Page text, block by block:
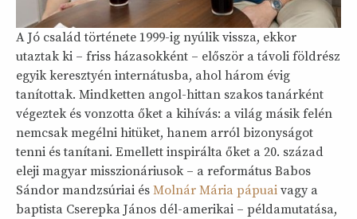
A Jó család története 1999-ig nyúlik vissza, ekkor
utaztak ki – friss házasokként – először a távoli földrész
egyik keresztyén internátusba, ahol három évig
tanítottak. Mindketten angol-hittan szakos tanárként
végeztek és vonzotta őket a kihívás: a világ másik felén
nemcsak megélni hitüket, hanem arról bizonyságot
tenni és tanítani. Emellett inspirálta őket a 20. század
eleji magyar misszionáriusok – a református Babos
Sándor mandzsúriai és Molnár Mária pápuai vagy a
baptista Cserepka János dél-amerikai – példamutatása,